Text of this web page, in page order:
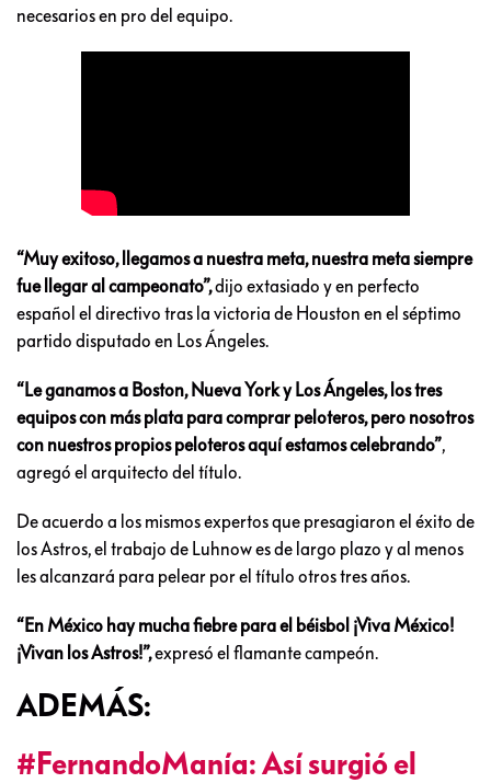
necesarios en pro del equipo.
“Muy exitoso, llegamos a nuestra meta, nuestra meta siempre
fue llegar al campeonato”,dijo extasiado y en perfecto
español el directivo tras la victoria de Houston en el séptimo
partido disputado en Los Ángeles.
“Le ganamos a Boston, Nueva York y Los Ángeles, los tres
equipos con más plata para comprar peloteros, pero nosotros
con nuestros propios peloteros aquí estamos celebrando”,
agregó el arquitecto del título.
De acuerdo a los mismos expertos que presagiaron el éxito de
los Astros, el trabajo de Luhnow es de largo plazo y al menos
les alcanzará para pelear por el título otros tres años.
“En México hay mucha fiebre para el béisbol ¡Viva México!
¡Vivan los Astros!”,expresó el flamante campeón.
ADEMÁS:
#FernandoManía: Así surgió el